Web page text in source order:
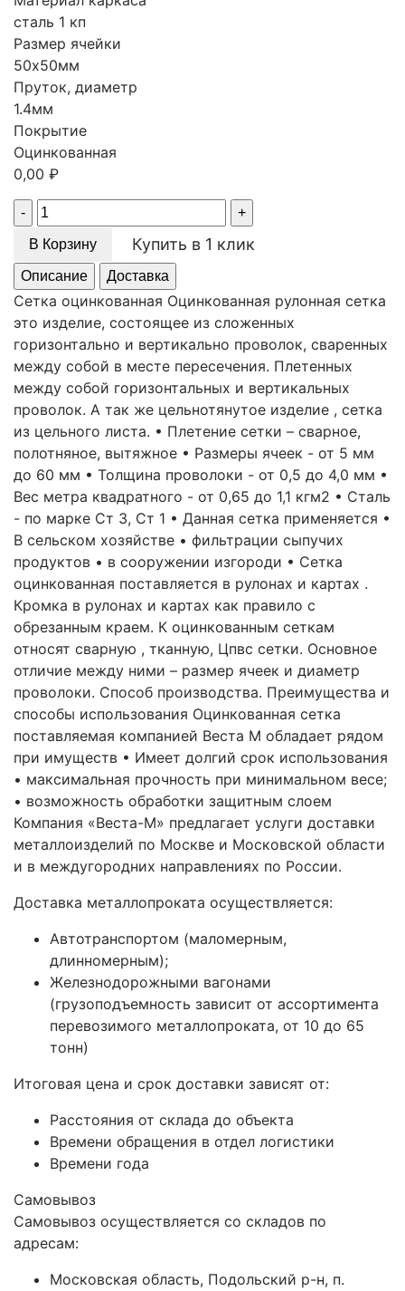
сталь 1 кп
Размер ячейки
50х50мм
Пруток, диаметр
1.4мм
Покрытие
Оцинкованная
0,00 ₽
Quantity
В Корзину Купить в 1 клик
Описание Доставка
Сетка оцинкованная Оцинкованная рулонная сетка
это изделие, состоящее из сложенных
горизонтально и вертикально проволок, сваренных
между собой в месте пересечения. Плетенных
между собой горизонтальных и вертикальных
проволок. А так же цельнотянутое изделие , сетка
из цельного листа. • Плетение сетки – сварное,
полотняное, вытяжное • Размеры ячеек - от 5 мм
до 60 мм • Толщина проволоки - от 0,5 до 4,0 мм •
Вес метра квадратного - от 0,65 до 1,1 кгм2 • Сталь
- по марке Ст 3, Ст 1 • Данная сетка применяется •
В сельском хозяйстве • фильтрации сыпучих
продуктов • в сооружении изгороди • Сетка
оцинкованная поставляется в рулонах и картах .
Кромка в рулонах и картах как правило с
обрезанным краем. К оцинкованным сеткам
относят сварную , тканную, Цпвс сетки. Основное
отличие между ними – размер ячеек и диаметр
проволоки. Способ производства. Преимущества и
способы использования Оцинкованная сетка
поставляемая компанией Веста М обладает рядом
при имуществ • Имеет долгий срок использования
• максимальная прочность при минимальном весе;
• возможность обработки защитным слоем
Компания «Веста-М» предлагает услуги доставки
металлоизделий по Москве и Московской области
и в междугородних направлениях по России.
Доставка металлопроката осуществляется:
Автотранспортом (маломерным,
длинномерным);
Железнодорожными вагонами
(грузоподъемность зависит от ассортимента
перевозимого металлопроката, от 10 до 65
тонн)
Итоговая цена и срок доставки зависят от:
Расстояния от склада до объекта
Времени обращения в отдел логистики
Времени года
Самовывоз
Самовывоз осуществляется со складов по
адресам:
Московская область, Подольский р-н, п.